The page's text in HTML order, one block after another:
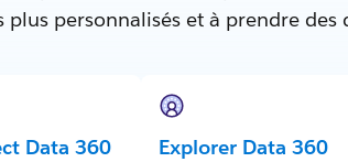
plus personnalisés et à prendre des
Data 360 Explorer Data 360